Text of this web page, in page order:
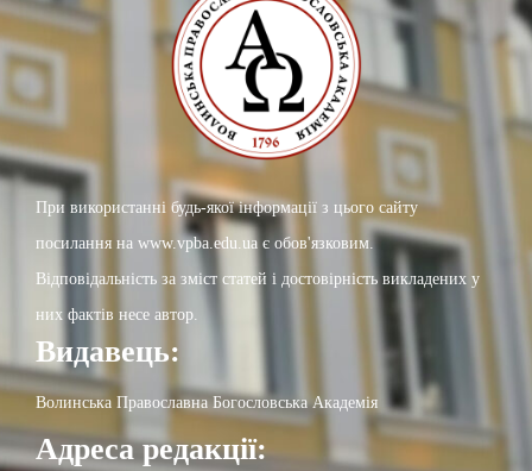
При використанні будь-якої інформації з цього сайту
посилання на www.vpba.edu.ua є обов'язковим.
Відповідальність за зміст статей і достовірність викладених у
них фактів несе автор.
Видавець:
Волинська Православна Богословська Академія
Адреса редакції: